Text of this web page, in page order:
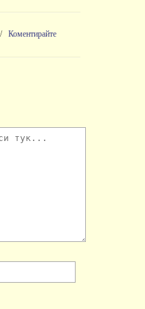
/ Коментирайте